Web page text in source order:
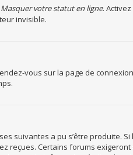
Masquer votre statut en ligne.
invisible.
vous sur la page de
suivantes a pu s’être produite.
reçues. Certains forums